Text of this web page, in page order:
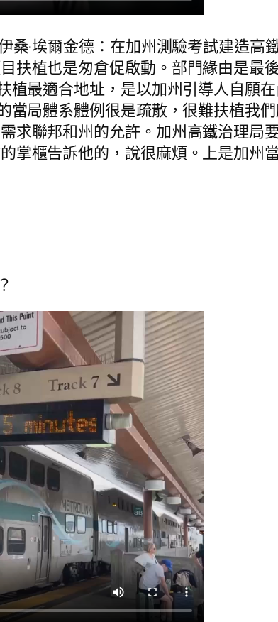
桑·埃爾金德：在加州測驗考試建造高
扶植也是匆倉促啟動。部門緣由是最
植最適合地址，是以加州引導人自願
當局體系體例很是疏散，很難扶植我
求聯邦和州的允許。加州高鐵治理局
掌櫃告訴他的，說很麻煩。上是加州